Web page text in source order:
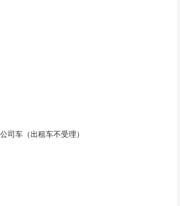
司车（出租车不受理）